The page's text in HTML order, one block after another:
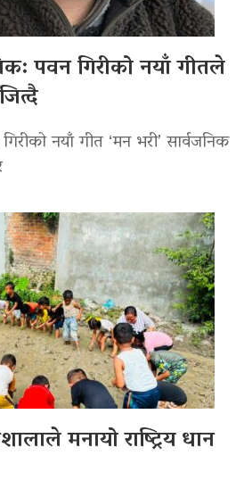
पवन गिरीको नयाँ गीतले
नयाँ गीत ‘मन भरी’ सार्वजनिक
मनायो राष्ट्रिय धान